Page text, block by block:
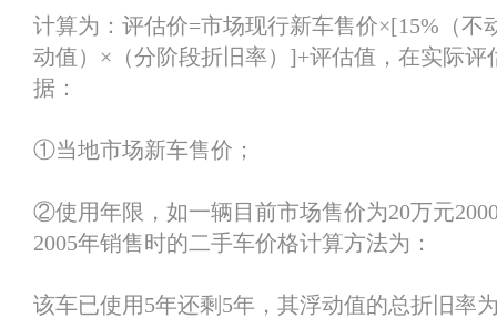
计算为：评估价=市场现行新车售价×[15%（不
动值）×（分阶段折旧率）]+评估值，在实际评
据：
①当地市场新车售价；
②使用年限，如一辆目前市场售价为20万元
2005年销售时的二手车价格计算方法为：
该车已使用5年还剩5年，其浮动值的总折旧率